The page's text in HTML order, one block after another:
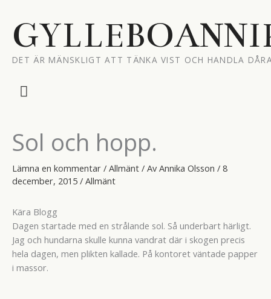
innehåll
DET ÄR MÄNSKLIGT ATT TÄNKA VIST OCH HANDLA
Huvudmeny
Sol och hopp.
Lämna en kommentar / Allmänt / Av Annika Olsson / 8
december, 2015 / Allmänt
Kära Blogg
Dagen startade med en strålande sol. Så underbart härligt.
Jag och hundarna skulle kunna vandrat där i skogen precis
hela dagen, men plikten kallade. På kontoret väntade papper
i massor.